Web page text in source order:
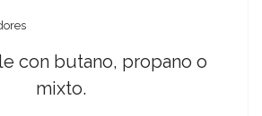
con butano, propano o
mixto.